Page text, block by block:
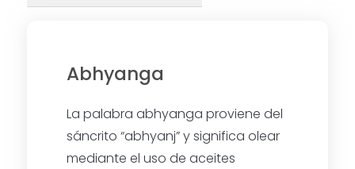
Abhyanga
La palabra abhyanga proviene del
sáncrito “abhyanj” y significa olear
mediante el uso de aceites